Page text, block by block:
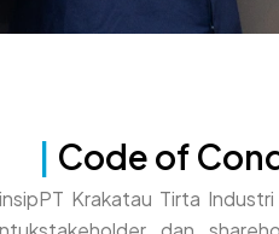
Code of
PT Krakatau Tirta